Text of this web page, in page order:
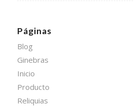
Páginas
Blog
Ginebras
Inicio
Producto
Reliquias